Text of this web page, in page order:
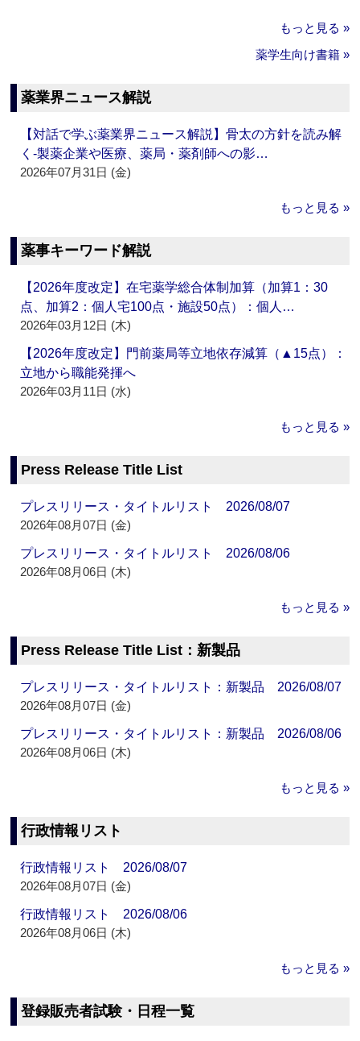
もっと見る »
薬学生向け書籍 »
薬業界ニュース解説
【対話で学ぶ薬業界ニュース解説】骨太の方針を読み解
く‐製薬企業や医療、薬局・薬剤師への影…
2026年07月31日 (金)
もっと見る »
薬事キーワード解説
【2026年度改定】在宅薬学総合体制加算（加算1：30
点、加算2：個人宅100点・施設50点）：個人…
2026年03月12日 (木)
【2026年度改定】門前薬局等立地依存減算（▲15点）：
立地から職能発揮へ
2026年03月11日 (水)
もっと見る »
Press Release Title List
プレスリリース・タイトルリスト 2026/08/07
2026年08月07日 (金)
プレスリリース・タイトルリスト 2026/08/06
2026年08月06日 (木)
もっと見る »
Press Release Title List：新製品
プレスリリース・タイトルリスト：新製品 2026/08/07
2026年08月07日 (金)
プレスリリース・タイトルリスト：新製品 2026/08/06
2026年08月06日 (木)
もっと見る »
行政情報リスト
行政情報リスト 2026/08/07
2026年08月07日 (金)
行政情報リスト 2026/08/06
2026年08月06日 (木)
もっと見る »
登録販売者試験・日程一覧